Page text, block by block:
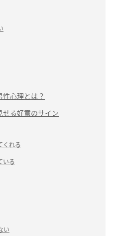
心理とは？
る好意のサイン
くれる
いる
い